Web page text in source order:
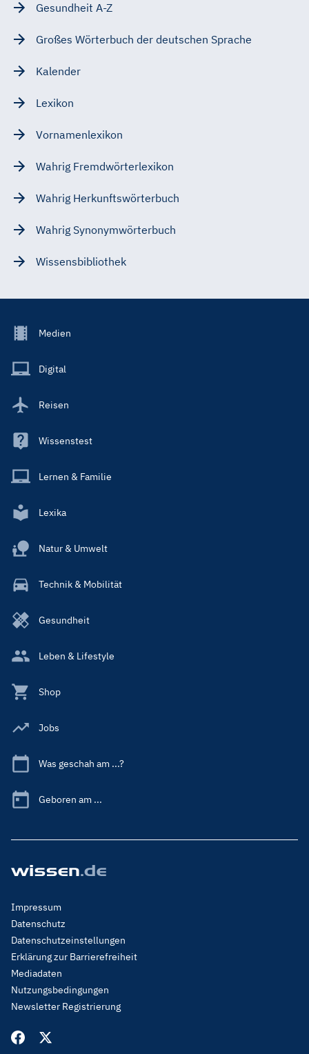
Gesundheit A-Z
Großes Wörterbuch der deutschen Sprache
Kalender
Lexikon
Vornamenlexikon
Wahrig Fremdwörterlexikon
Wahrig Herkunftswörterbuch
Wahrig Synonymwörterbuch
Wissensbibliothek
Footer
Main
Medien
Digital
Reisen
Wissenstest
Lernen & Familie
Lexika
Natur & Umwelt
Technik & Mobilität
Gesundheit
Leben & Lifestyle
Shop
Jobs
Was geschah am ...?
Geboren am ...
Footer
Menu
Legal
Impressum
Datenschutz
Datenschutzeinstellungen
Erklärung zur Barrierefreiheit
Mediadaten
Nutzungsbedingungen
Newsletter Registrierung